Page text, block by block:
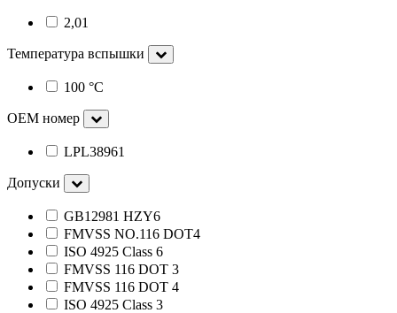
2,01
Температура вспышки
100 °C
OEM номер
LPL38961
Допуски
GB12981 HZY6
FMVSS NO.116 DOT4
ISO 4925 Class 6
FMVSS 116 DOT 3
FMVSS 116 DOT 4
ISO 4925 Class 3